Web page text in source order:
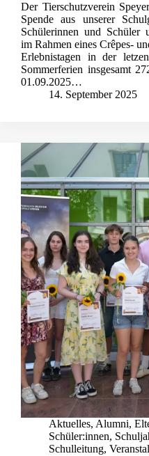
Der Tierschutzverein
Spende aus unserer
Schülerinnen und Schüler
im Rahmen eines Crêpes-
Erlebnistagen in der
Sommerferien insgesamt
01.09.2025…
14. September 2025
Aktuelles, Alumni,
Schüler:innen,
Schulleitung,